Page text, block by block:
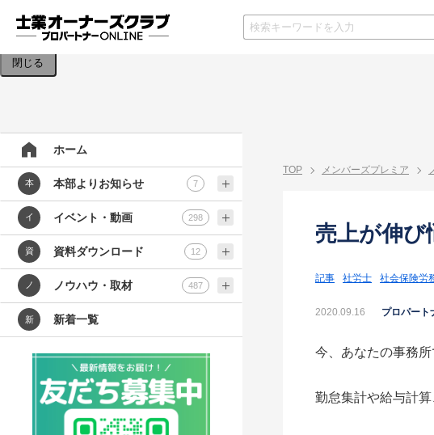
検索条件を入力してください。
閉じる
ホーム
本 本部よりお知らせ 7
イ イベント・動画 298
資 資料ダウンロード 12
ノ ノウハウ・取材 487
新 新着一覧
TOP メンバーズプレミア
売上が伸び
記事 社労士 社会保険労
2020.09.16 プロパート
今、あなたの事務
勤怠集計や給与計